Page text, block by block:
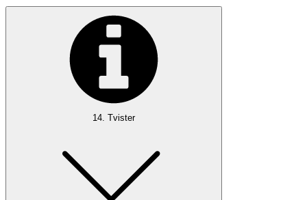
14. Tvister